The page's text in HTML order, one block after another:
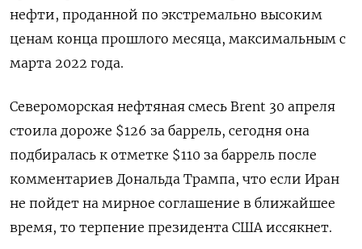
нефти, проданной по экстремально высоким
ценам конца прошлого месяца, максимальным ​с
марта 2022 года.
Североморская нефтяная смесь ⁠Brent 30 апреля
стоила дороже $126 за баррель, сегодня она
подбиралась к отметке $110 за баррель после
комментариев Дональда Трампа, что если Иран
не пойдет на мирное соглашение в ближайшее
время, ‌то терпение президента США иссякнет.